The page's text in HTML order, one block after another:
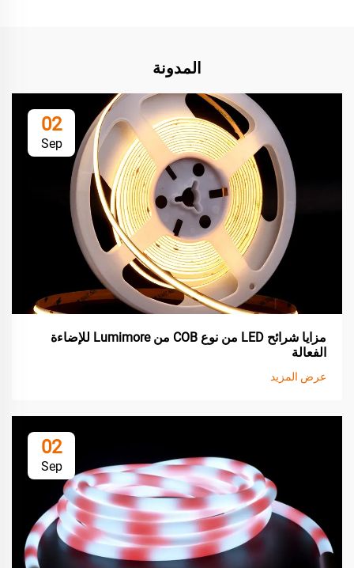
المدونة
02
Sep
مزايا شرائح LED من نوع COB من Lumimore للإضاءة
الفعالة
عرض المزيد
02
Sep